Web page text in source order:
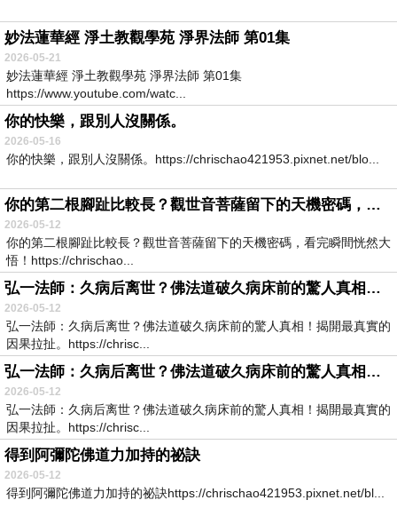
妙法蓮華經 淨土教觀學苑 淨界法師 第01集
2026-05-21
妙法蓮華經 淨土教觀學苑 淨界法師 第01集
https://www.youtube.com/watc...
你的快樂，跟別人沒關係。
2026-05-16
你的快樂，跟別人沒關係。https://chrischao421953.pixnet.net/blo...
你的第二根腳趾比較長？觀世音菩薩留下的天機密碼，看完瞬間恍然大悟！
2026-05-12
你的第二根腳趾比較長？觀世音菩薩留下的天機密碼，看完瞬間恍然大
悟！https://chrischao...
弘一法師：久病后离世？佛法道破久病床前的驚人真相！揭開最真實的因果拉扯。
2026-05-12
弘一法師：久病后离世？佛法道破久病床前的驚人真相！揭開最真實的
因果拉扯。https://chrisc...
弘一法師：久病后离世？佛法道破久病床前的驚人真相！揭開最真實的因果拉扯。
2026-05-12
弘一法師：久病后离世？佛法道破久病床前的驚人真相！揭開最真實的
因果拉扯。https://chrisc...
得到阿彌陀佛道力加持的祕訣
2026-05-12
得到阿彌陀佛道力加持的祕訣https://chrischao421953.pixnet.net/bl...